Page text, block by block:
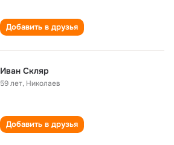
Добавить в друзья
Иван Скляр
59 лет, Николаев
Добавить в друзья